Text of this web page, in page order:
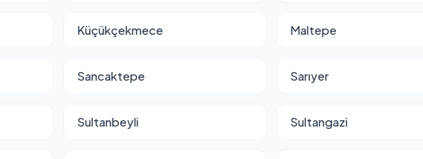
Küçükçekmece Maltepe
Sancaktepe Sarıyer
Sultanbeyli Sultangazi